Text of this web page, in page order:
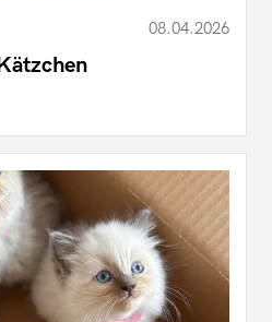
08.04.2026